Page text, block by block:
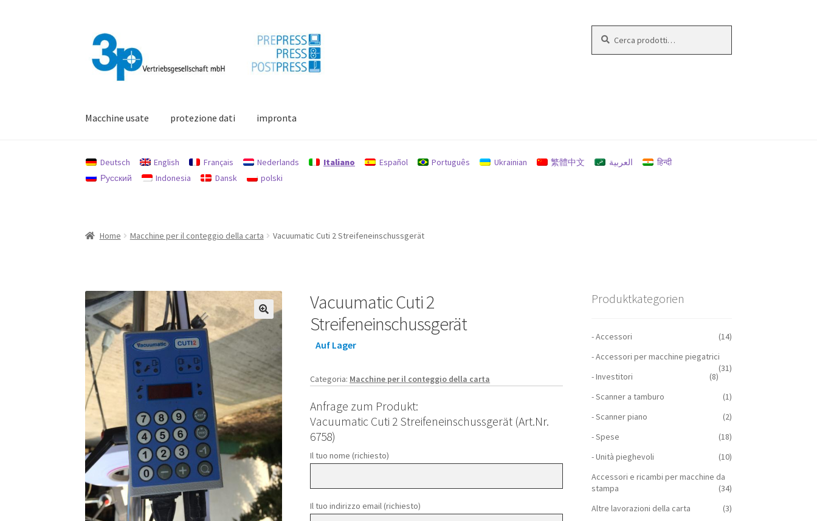
alla
navigazione
al
contenuto
Macchine usate protezione dati impronta
Deutsch English Français Nederlands Italiano Español Português Ukrainian 繁體中文 العربية
हिन्दी
Русский
Indonesia Dansk polski
Home Macchine per il conteggio della carta Vacuumatic Cuti 2 Streifeneinschussgerät
Vacuumatic Cuti 2
Streifeneinschussgerät
Auf Lager
Categoria: Macchine per il conteggio della carta
Anfrage zum Produkt:
Vacuumatic Cuti 2 Streifeneinschussgerät (Art.Nr.
6758)
Il tuo nome (richiesto)
Il tuo indirizzo email (richiesto)
Produktkategorien
- Accessori
(14)
- Accessori per macchine piegatrici
(31)
- Investitori
(8)
- Scanner a tamburo
(1)
- Scanner piano
(2)
- Spese
(18)
- Unità pieghevoli
(10)
Accessori e ricambi per macchine da
stampa
(34)
Altre lavorazioni della carta
(3)